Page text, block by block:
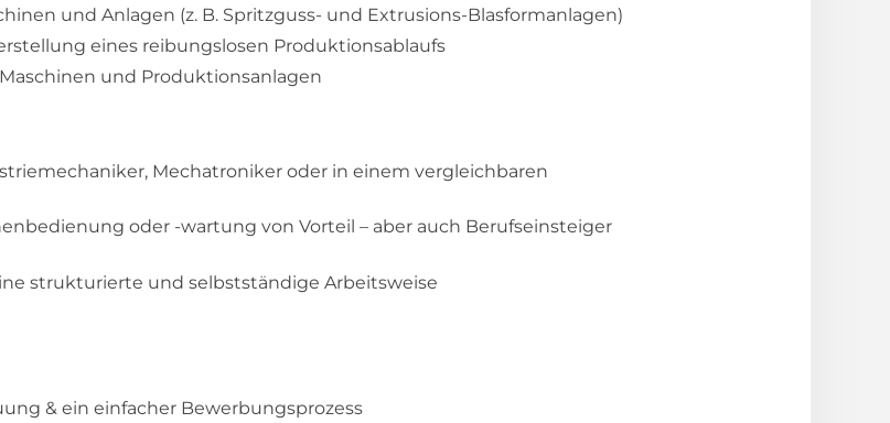
und Anlagen (z. B. Spritzguss- und Extrusions-Blasformanlagen)
eines reibungslosen Produktionsablaufs
und Produktionsanlagen
Mechatroniker oder in einem vergleichbaren
oder -wartung von Vorteil – aber auch Berufseinsteiger
strukturierte und selbstständige Arbeitsweise
& ein einfacher Bewerbungsprozess